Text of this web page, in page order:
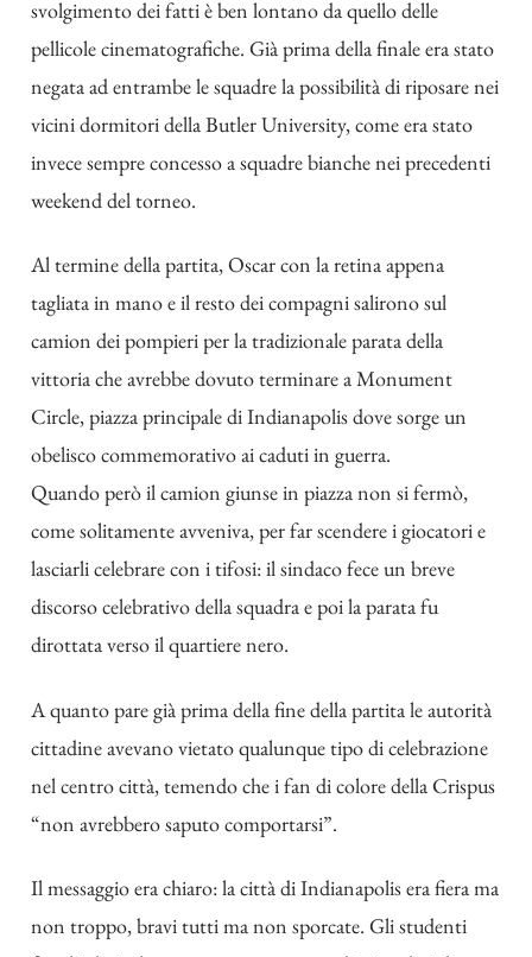
svolgimento dei fatti è ben lontano da quello delle
pellicole cinematografiche. Già prima della finale era stato
negata ad entrambe le squadre la possibilità di riposare nei
vicini dormitori della Butler University, come era stato
invece sempre concesso a squadre bianche nei precedenti
weekend del torneo.
Al termine della partita, Oscar con la retina appena
tagliata in mano e il resto dei compagni salirono sul
camion dei pompieri per la tradizionale parata della
vittoria che avrebbe dovuto terminare a Monument
Circle, piazza principale di Indianapolis dove sorge un
obelisco commemorativo ai caduti in guerra.
Quando però il camion giunse in piazza non si fermò,
come solitamente avveniva, per far scendere i giocatori e
lasciarli celebrare con i tifosi: il sindaco fece un breve
discorso celebrativo della squadra e poi la parata fu
dirottata verso il quartiere nero.
A quanto pare già prima della fine della partita le autorità
cittadine avevano vietato qualunque tipo di celebrazione
nel centro città, temendo che i fan di colore della Crispus
“non avrebbero saputo comportarsi”.
Il messaggio era chiaro: la città di Indianapolis era fiera ma
non troppo, bravi tutti ma non sporcate. Gli studenti